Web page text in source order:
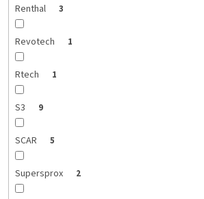
Renthal 3
Revotech 1
Rtech 1
S3 9
SCAR 5
Supersprox 2